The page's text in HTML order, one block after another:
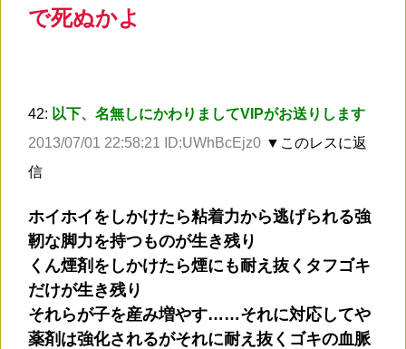
で死ぬかよ
42: 以下、名無しにかわりましてVIPがお送りします
2013/07/01 22:58:21 ID:UWhBcEjz0 ▼このレスに返
信
ホイホイをしかけたら粘着力から逃げられる強
靭な脚力を持つものが生き残り
くん煙剤をしかけたら煙にも耐え抜くタフゴキ
だけが生き残り
それらが子を産み増やす……それに対応してや
薬剤は強化されるがそれに耐え抜くゴキの血脈